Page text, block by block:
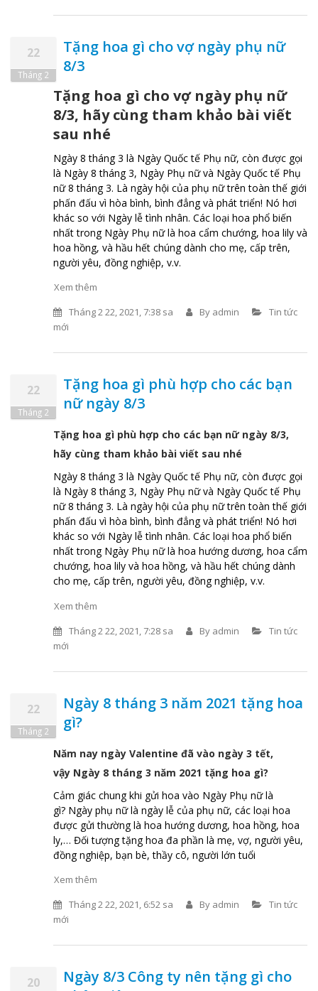
22
Tháng 2
Tặng hoa gì cho vợ ngày phụ nữ
8/3
Tặng hoa gì cho vợ ngày phụ nữ
8/3, hãy cùng tham khảo bài viết
sau nhé
Ngày 8 tháng 3 là Ngày Quốc tế Phụ nữ, còn được gọi
là Ngày 8 tháng 3, Ngày Phụ nữ và Ngày Quốc tế Phụ
nữ 8 tháng 3. Là ngày hội của phụ nữ trên toàn thế giới
phấn đấu vì hòa bình, bình đẳng và phát triển! Nó hơi
khác so với Ngày lễ tình nhân. Các loại hoa phổ biến
nhất trong Ngày Phụ nữ là hoa cẩm chướng, hoa lily và
hoa hồng, và hầu hết chúng dành cho mẹ, cấp trên,
người yêu, đồng nghiệp, v.v.
Xem thêm
Tháng 2 22, 2021, 7:38 sa
By admin
Tin tức
mới
22
Tháng 2
Tặng hoa gì phù hợp cho các bạn
nữ ngày 8/3
Tặng hoa gì phù hợp cho các bạn nữ ngày 8/3,
hãy cùng tham khảo bài viết sau nhé
Ngày 8 tháng 3 là Ngày Quốc tế Phụ nữ, còn được gọi
là Ngày 8 tháng 3, Ngày Phụ nữ và Ngày Quốc tế Phụ
nữ 8 tháng 3. Là ngày hội của phụ nữ trên toàn thế giới
phấn đấu vì hòa bình, bình đẳng và phát triển! Nó hơi
khác so với Ngày lễ tình nhân. Các loại hoa phổ biến
nhất trong Ngày Phụ nữ là hoa hướng dương, hoa cẩm
chướng, hoa lily và hoa hồng, và hầu hết chúng dành
cho mẹ, cấp trên, người yêu, đồng nghiệp, v.v.
Xem thêm
Tháng 2 22, 2021, 7:28 sa
By admin
Tin tức
mới
22
Tháng 2
Ngày 8 tháng 3 năm 2021 tặng hoa
gì?
Năm nay ngày Valentine đã vào ngày 3 tết,
vậy Ngày 8 tháng 3 năm 2021 tặng hoa gì?
Cảm giác chung khi gửi hoa vào Ngày Phụ nữ là
gì? Ngày phụ nữ là ngày lễ của phụ nữ, các loại hoa
được gửi thường là hoa hướng dương, hoa hồng, hoa
ly,… Đối tượng tặng hoa đa phần là mẹ, vợ, người yêu,
đồng nghiệp, bạn bè, thầy cô, người lớn tuổi
Xem thêm
Tháng 2 22, 2021, 6:52 sa
By admin
Tin tức
mới
20
Ngày 8/3 Công ty nên tặng gì cho